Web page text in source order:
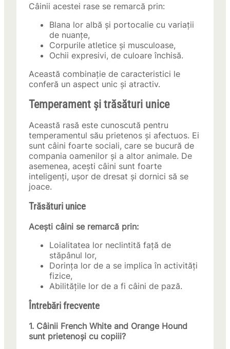
Câinii acestei rase se remarcă prin:
Blana lor albă și portocalie cu variații
de nuanțe,
Corpurile atletice și musculoase,
Ochii expresivi, de culoare închisă.
Această combinație de caracteristici le
conferă un aspect unic și atractiv.
Temperament și trăsături unice
Această rasă este cunoscută pentru
temperamentul său prietenos și afectuos. Ei
sunt câini foarte sociali, care se bucură de
compania oamenilor și a altor animale. De
asemenea, acești câini sunt foarte
inteligenți, ușor de dresat și dornici să se
joace.
Trăsături unice
Acești câini se remarcă prin:
Loialitatea lor neclintită față de
stăpânul lor,
Dorința lor de a se implica în activități
fizice,
Abilitățile lor de a fi câini de pază.
Întrebări frecvente
1. Câinii French White and Orange Hound
sunt prietenoși cu copiii?